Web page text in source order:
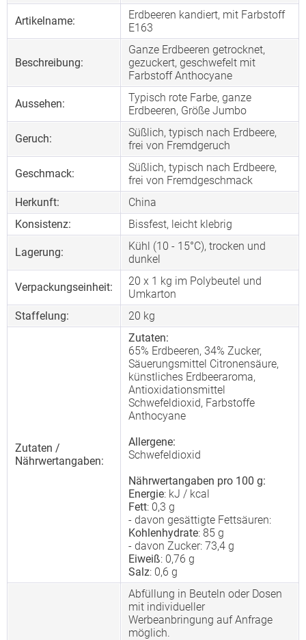
Artikelname:
Erdbeeren kandiert, mit Farbstoff
E163
Beschreibung:
Ganze Erdbeeren getrocknet,
gezuckert, geschwefelt mit
Farbstoff Anthocyane
Aussehen:
Typisch rote Farbe, ganze
Erdbeeren, Größe Jumbo
Geruch:
Süßlich, typisch nach Erdbeere,
frei von Fremdgeruch
Geschmack:
Süßlich, typisch nach Erdbeere,
frei von Fremdgeschmack
Herkunft:
China
Konsistenz:
Bissfest, leicht klebrig
Lagerung:
Kühl (10 - 15°C), trocken und
dunkel
Verpackungseinheit:
20 x 1 kg im Polybeutel und
Umkarton
Staffelung:
20 kg
Zutaten /
Nährwertangaben:
Zutaten:
65% Erdbeeren, 34% Zucker,
Säuerungsmittel Citronensäure,
künstliches Erdbeeraroma,
Antioxidationsmittel
Schwefeldioxid, Farbstoffe
Anthocyane
Allergene:
Schwefeldioxid
Nährwertangaben pro 100 g:
Energie: kJ / kcal
Fett: 0,3 g
- davon gesättigte Fettsäuren:
Kohlenhydrate: 85 g
- davon Zucker: 73,4 g
Eiweiß: 0,76 g
Salz: 0,6 g
Abfüllung in Beuteln oder Dosen
mit individueller
Werbeanbringung auf Anfrage
möglich.